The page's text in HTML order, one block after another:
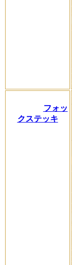
フォッ
クステッキ